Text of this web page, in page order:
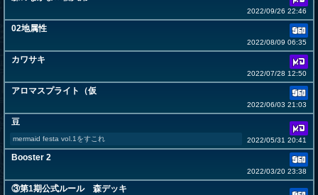
2022/09/26 22:46
02地属性
2022/08/09 06:35
カワサキ
2022/07/28 12:50
アロマスプライト（仮
2022/06/03 21:03
豆
mermaid festa vol.1をすこれ 2022/05/31 20:41
Booster 2
2022/03/20 23:38
③第1期公式ルール 森デッキ